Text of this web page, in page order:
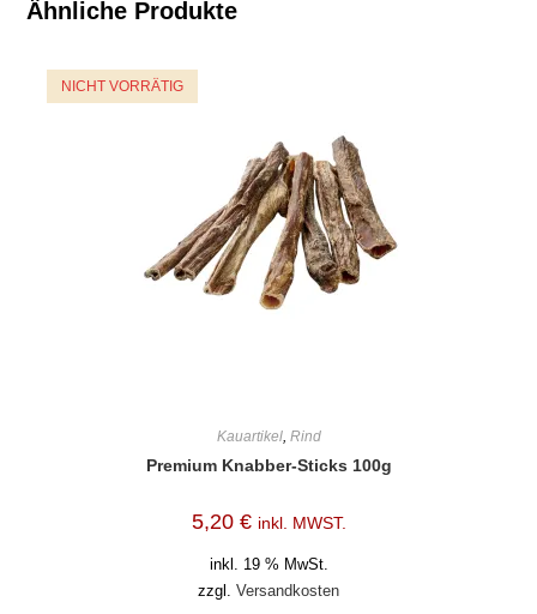
Ähnliche Produkte
NICHT VORRÄTIG
Kauartikel, Rind
Premium Knabber-Sticks 100g
5,20 € inkl. MWST.
inkl. 19 % MwSt.
zzgl. Versandkosten